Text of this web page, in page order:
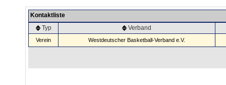
Kontaktliste
Typ
Verband
Verein Westdeutscher Basketball-Verband e.V.